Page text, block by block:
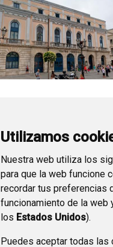
Utilizamos
Nuestra web utiliza los
para que la web funcione
recordar tus preferencias
funcionamiento de la
los Estados Unidos).
Puedes aceptar todas